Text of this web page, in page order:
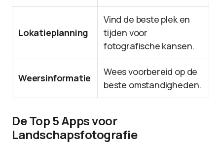
Lokatieplanning
Vind de beste plek en
tijden voor
fotografische kansen.
Weersinformatie
Wees voorbereid op de
beste omstandigheden.
De Top 5 Apps voor
Landschapsfotografie